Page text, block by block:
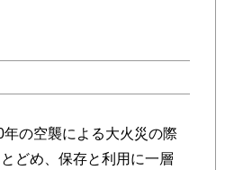
の空襲による大火災の際
どめ、保存と利用に一層